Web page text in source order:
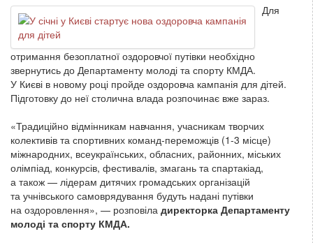
Для
отримання безоплатної оздоровчої путівки необхідно
звернутись до Департаменту молоді та спорту КМДА.
У Києві в новому році пройде оздоровча кампанія для дітей.
Підготовку до неї столична влада розпочинає вже зараз.
«Традиційно відмінникам навчання, учасникам творчих
колективів та спортивних команд-переможців (1-3 місце)
міжнародних, всеукраїнських, обласних, районних, міських
олімпіад, конкурсів, фестивалів, змагань та спартакіад,
а також — лідерам дитячих громадських організацій
та учнівського самоврядування будуть надані путівки
на оздоровлення», — розповіла директорка Департаменту
молоді та спорту КМДА.